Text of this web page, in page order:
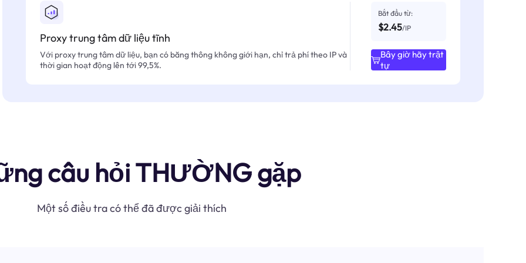
Proxy trung tâm dữ liệu tĩnh
Với proxy trung tâm dữ liệu, bạn có băng thông không giới hạn, chỉ trả phí theo IP và
thời gian hoạt động lên tới 99,5%.
Bắt đầu từ:
$2.45/IP
Bây giờ hãy trật
tự
câu hỏi THƯỜNG gặp
Một số điều tra có thể đã được giải thích